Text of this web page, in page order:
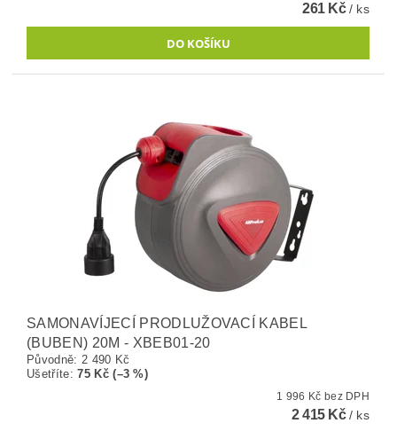
261 Kč/ ks
SAMONAVÍJECÍ PRODLUŽOVACÍ KABEL
(BUBEN) 20M - XBEB01-20
Původně: 2 490 Kč
Ušetříte:75 Kč (–3 %)
1 996 Kč bez DPH
2 415 Kč/ ks